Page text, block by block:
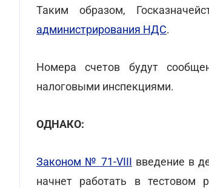
Таким образом,
администрирования НДС.
Номера счетов будут
налоговыми инспекциями.
ОДНАКО:
Законом № 71-VIII введение в
начнет работать в